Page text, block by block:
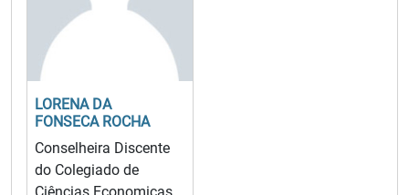
LORENA DA
FONSECA ROCHA
Conselheira Discente
do Colegiado de